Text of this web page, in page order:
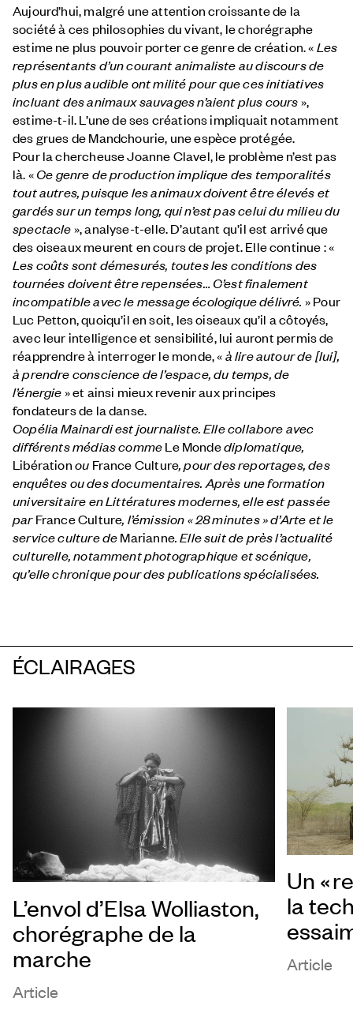
Aujourd’hui, malgré une attention croissante de la
société à ces philosophies du vivant, le chorégraphe
estime ne plus pouvoir porter ce genre de création. «Les
représentants d’un courant animaliste au discours de
plus en plus audible ont milité pour que ces initiatives
incluant des animaux sauvages n’aient plus cours»,
estime-t-il. L’une de ses créations impliquait notamment
des grues de Mandchourie, une espèce protégée.
Pour la chercheuse Joanne Clavel, le problème n’est pas
là. «Ce genre de production implique des temporalités
tout autres, puisque les animaux doivent être élevés et
gardés sur un temps long, qui n’est pas celui du milieu du
spectacle», analyse-t-elle. D’autant qu’il est arrivé que
des oiseaux meurent en cours de projet. Elle continue : «
Les coûts sont démesurés, toutes les conditions des
tournées doivent être repensées… C’est finalement
incompatible avec le message écologique délivré. » Pour
Luc Petton, quoiqu’il en soit, les oiseaux qu’il a côtoyés,
avec leur intelligence et sensibilité, lui auront permis de
réapprendre à interroger le monde, «à lire autour de [lui],
à prendre conscience de l’espace, du temps, de
l’énergie» et ainsi mieux revenir aux principes
fondateurs de la danse.
Copélia Mainardiest journaliste. Elle collabore avec
différents médias commeLe Mondediplomatique,
Libérationou France Culture, pour des reportages, des
enquêtes ou des documentaires. Après une formation
universitaire en Littératures modernes, elle est passée
parFrance Culture, l’émission « 28 minutes » d’Arte et le
service culture deMarianne. Elle suit de près l’actualité
culturelle, notamment photographique et scénique,
qu’elle chronique pour des publications spécialisées.
ÉCLAIRAGES
L’envol d’Elsa Wolliaston,
chorégraphe de la
marche
Article
Un «
la
Article